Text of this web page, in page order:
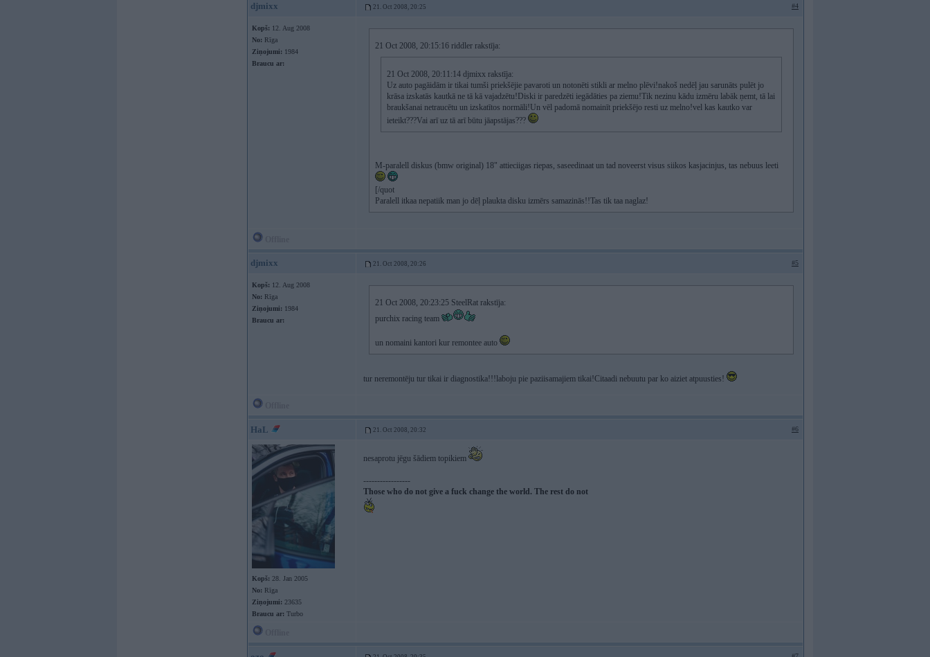
djmixx 21. Oct 2008, 20:25 #4
Kopš: 12. Aug 2008
No: Rīga
Ziņojumi: 1984
Braucu ar:
21 Oct 2008, 20:15:16 riddler rakstīja:
21 Oct 2008, 20:11:14 djmixx rakstīja:
Uz auto pagāidām ir tikai tumši priekšējie pavaroti un notonēti stikli ar melno plēvi!nakoš nedēļ jau sarunāts pulēt jo
krāsa izskatās kautkā ne tā kā vajadzētu!Diski ir paredzēti iegādāties pa ziemu!Tik nezinu kādu izmēru labāk ņemt, tā lai
braukšanai netraucētu un izskatītos normāli!Un vēl padomā nomainīt priekšējo resti uz melno!vel kas kautko var
ieteikt???Vai arī uz tā arī būtu jāapstājas???
M-paralell diskus (bmw original) 18" attieciigas riepas, saseedinaat un tad noveerst visus siikos kasjacinjus, tas nebuus leeti
[/quot
Paralell itkaa nepatiik man jo dēļ plaukta disku izmērs samazinās!!Tas tik taa naglaz!
djmixx 21. Oct 2008, 20:26 #5
Kopš: 12. Aug 2008
No: Rīga
Ziņojumi: 1984
Braucu ar:
21 Oct 2008, 20:23:25 SteelRat rakstīja:
purchix racing team
un nomaini kantori kur remontee auto
tur neremontēju tur tikai ir diagnostika!!!laboju pie paziisamajiem tikai!Citaadi nebuutu par ko aiziet atpuusties!
HaL 21. Oct 2008, 20:32 #6
Kopš: 28. Jan 2005
No: Rīga
Ziņojumi: 23635
Braucu ar: Turbo
nesaprotu jēgu šādiem topikiem
-----------------
Those who do not give a fuck change the world. The rest do not